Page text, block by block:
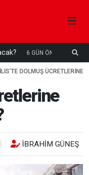
6 GÜN ÖNCE
DOLMUŞ ÜCRETLERINE
İBRAHIM GÜNEŞ